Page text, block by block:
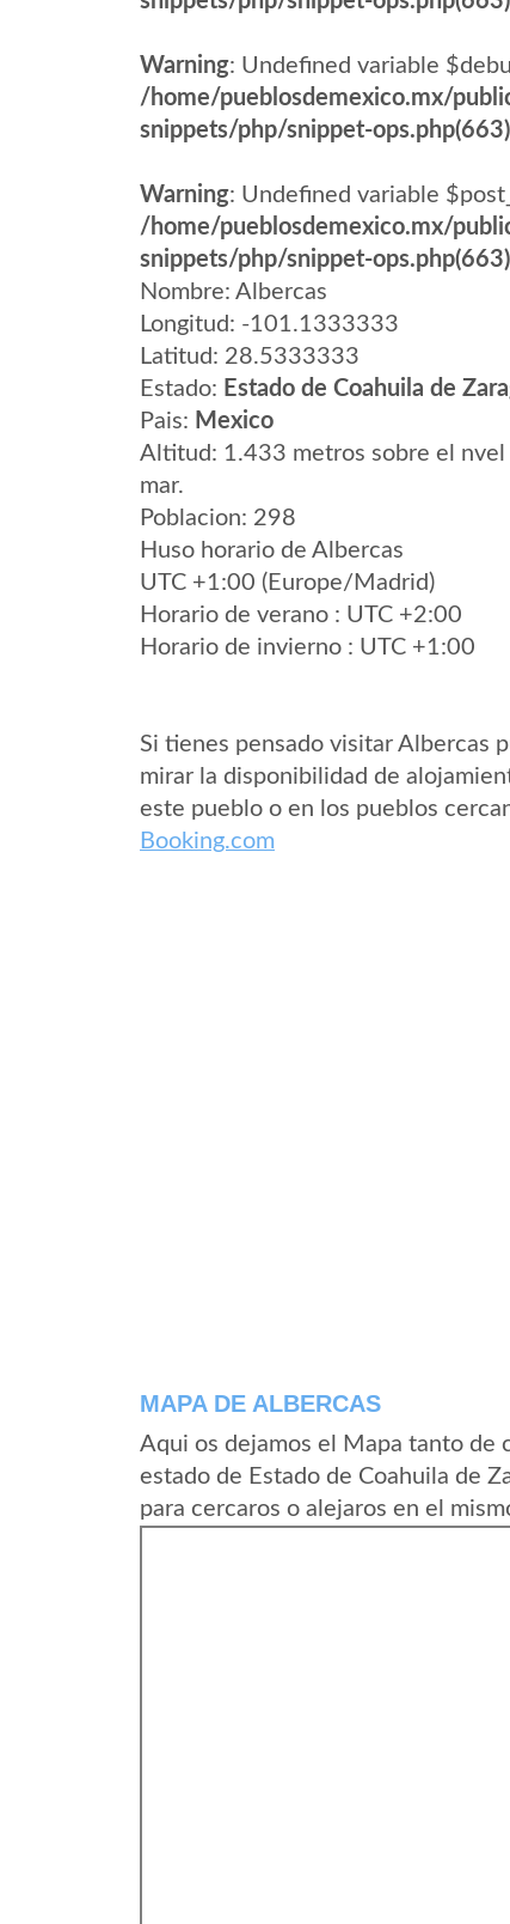
Warning: Undefined variable
/home/pueblosdemexico.mx/
snippets/php/snippet-
Warning: Undefined variable
/home/pueblosdemexico.mx/
snippets/php/snippet-
Nombre: Albercas
Longitud: -101.1333333
Latitud: 28.5333333
Estado: Estado de Coahuila de
Pais: Mexico
Altitud: 1.433 metros sobre el nvel
mar.
Poblacion: 298
Huso horario de Albercas
UTC +1:00 (Europe/Madrid)
Horario de verano : UTC +2:00
Horario de invierno : UTC +1:00
Si tienes pensado visitar Albercas
mirar la disponibilidad de
este pueblo o en los pueblos
Booking.com
MAPA DE ALBERCAS
Aqui os dejamos el Mapa tanto de
estado de Estado de Coahuila de
para cercaros o alejaros en el